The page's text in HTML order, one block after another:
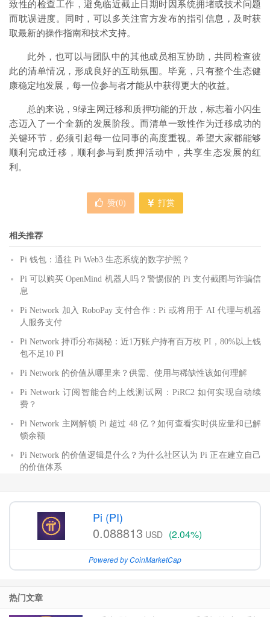
致性的检查工作，避免临近截止日期时因系统拥堵或技术问题
而耽误进度。同时，可以多关注官方发布的指引信息，及时获
取最新的操作指南和技术支持。
此外，也可以与团队中的其他成员相互协助，共同检查彼
此的清单情况，形成良好的互助氛围。毕竟，只有整个生态健
康稳定地发展，每一位参与者才能从中获得更大的收益。
总的来说，9绿主网迁移和质押功能的开放，标志着小闪生
态迈入了一个全新的发展阶段。而清单一致性作为迁移成功的
关键环节，必须引起每一位同事的高度重视。希望大家都能够
顺利完成迁移，顺利参与到质押活动中，共享生态发展的红
利。
赞(0) 打赏
相关推荐
Pi 钱包：通往 Pi Web3 生态系统的数字护照？
Pi 可以购买 OpenMind 机器人吗？警惕假的 Pi 支付截图与诈骗信
息
Pi Network 加入 RoboPay 支付合作：Pi 或将用于 AI 代理与机器
人服务支付
Pi Network 持币分布揭秘：近1万账户持有百万枚 PI，80%以上钱
包不足10 PI
Pi Network 的价值从哪里来？供需、使用与稀缺性该如何理解
Pi Network 订阅智能合约上线测试网：PiRC2 如何实现自动续
费？
Pi Network 主网解锁 Pi 超过 48 亿？如何查看实时供应量和已解
锁余额
Pi Network 的价值逻辑是什么？为什么社区认为 Pi 正在建立自己
的价值体系
Pi (PI)
0.088813 USD (2.04%)
Powered by CoinMarketCap
热门文章